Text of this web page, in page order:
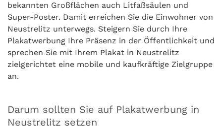
bekannten Großflächen auch Litfaßsäulen und
Super-Poster. Damit erreichen Sie die Einwohner von
Neustrelitz unterwegs. Steigern Sie durch Ihre
Plakatwerbung Ihre Präsenz in der Öffentlichkeit und
sprechen Sie mit Ihrem Plakat in Neustrelitz
zielgerichtet eine mobile und kaufkräftige Zielgruppe
an.
Darum sollten Sie auf Plakatwerbung in
Neustrelitz setzen